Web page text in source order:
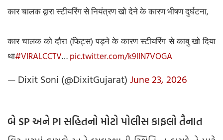
कार चालक द्वारा स्टीयरिंग से नियंत्रण खो देने के कारण भीषण दुर्घटना,
कार चालक को दौरा (फिट्स) पड़ने के कारण स्टीयरिंग से काबु खो दिया
था#VIRALCCTV… pic.twitter.com/k9lIN7VOGA
— Dixit Soni (@DixitGujarat) June 23, 2026
બે SP અને PI સહિતનો મોટો પોલીસ કાફલો તૈનાત